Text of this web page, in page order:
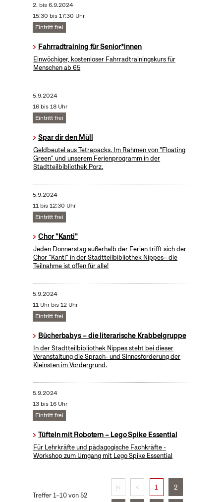
2. bis6.9.2024
15:30 bis 17:30 Uhr
Eintritt frei
Fahrradtraining für Senior*innen
Einwöchiger, kostenloser Fahrradtrainingskurs für
Menschen ab 65
5.9.2024
16 bis 18 Uhr
Eintritt frei
Spar dir den Müll
Geldbeutel aus Tetrapacks. Im Rahmen von "Floating
Green" und unserem Ferienprogramm in der
Stadtteilbibliothek Porz.
5.9.2024
11 bis 12:30 Uhr
Eintritt frei
Chor "Kanti"
Jeden Donnerstag außerhalb der Ferien trifft sich der
Chor "Kanti" in der Stadtteilbibliothek Nippes– die
Teilnahme ist offen für alle!
5.9.2024
11 Uhr bis 12 Uhr
Eintritt frei
Bücherbabys – die literarische Krabbelgruppe
In der Stadtteilbibliothek Nippes steht bei dieser
Veranstaltung die Sprach- und Sinnesförderung der
Kleinsten im Vordergrund.
5.9.2024
13 bis 16 Uhr
Eintritt frei
Tüfteln mit Robotern – Lego Spike Essential
Für Lehrkräfte und pädagogische Fachkräfte -
Workshop zum Umgang mit Lego Spike Essential
Treffer 1–10 von 52
|< < 1 2